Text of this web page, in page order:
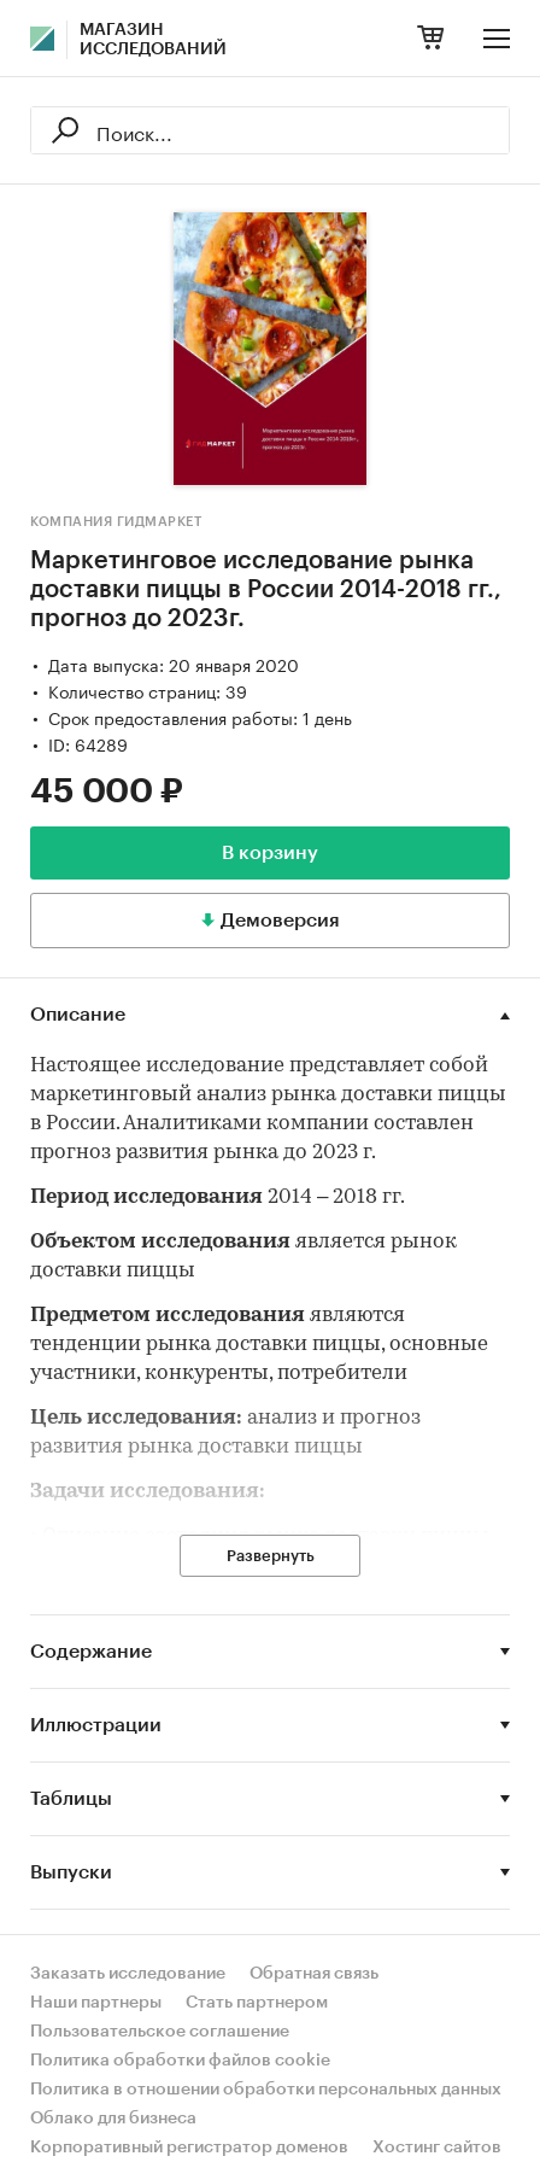
МАГАЗИН
ИССЛЕДОВАНИЙ
КОМПАНИЯ ГИДМАРКЕТ
Маркетинговое исследование рынка
доставки пиццы в России 2014-2018 гг.,
прогноз до 2023г.
Дата выпуска: 20 января 2020
Количество страниц: 39
Срок предоставления работы: 1 день
ID: 64289
45 000 ₽
В корзину
Демоверсия
Описание
Настоящее исследование представляет собой
маркетинговый анализ рынка доставки пиццы
в России. Аналитиками компании составлен
прогноз развития рынка до 2023 г.
Период исследования 2014 – 2018 гг.
Объектом исследования является рынок
доставки пиццы
Предметом исследования являются
тенденции рынка доставки пиццы, основные
участники, конкуренты, потребители
Цель исследования: анализ и прогноз
развития рынка доставки пиццы
Задачи исследования:
• Описание состояния рынка доставки пиццы
• Оценка объема и потенциальной емкости
доставки пиццы
Основные блоки исследования:
• Обзор российского рынка доставки пиццы
пиццы в России
• Анализ потребления доставки пиццы
• Оценка факторов инвестиционной
привлекательности рынка
• Прогноз развития рынка доставки пиццы до
2023 года
• Выводы о перспективности создания
предприятий в исследуемой области и
Развернуть
Содержание
Иллюстрации
Таблицы
Выпуски
Заказать исследование
Обратная связь
Наши партнеры
Стать партнером
Пользовательское соглашение
Политика обработки файлов cookie
Политика в отношении обработки персональных данных
Облако для бизнеса
Корпоративный регистратор доменов
Хостинг сайтов